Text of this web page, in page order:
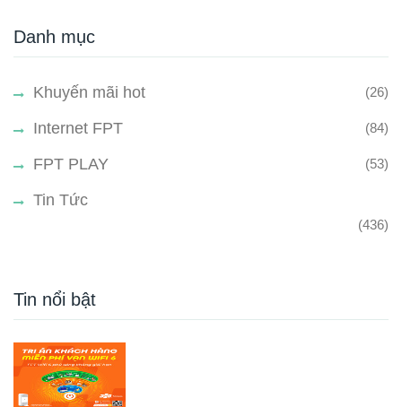
Danh mục
Khuyến mãi hot (26)
Internet FPT (84)
FPT PLAY (53)
Tin Tức
(436)
Tin nổi bật